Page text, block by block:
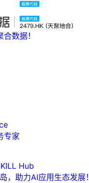
数据！
专家
Hub
，助力AI应用生态发展！